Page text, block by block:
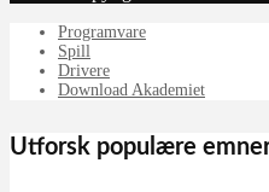
Programvare
Spill
Drivere
Download Akademiet
Utforsk populære